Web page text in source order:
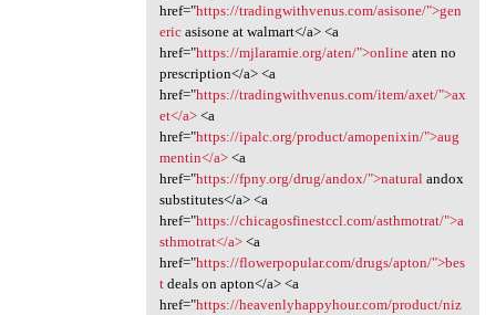
href="https://tradingwithvenus.com/asisone/">gen
ericasisone at walmart</a> <a
href="https://mjlaramie.org/aten/">onlineaten no
prescription</a> <a
href="https://tradingwithvenus.com/item/axet/">ax
et</a><a
href="https://ipalc.org/product/amopenixin/">aug
mentin</a><a
href="https://fpny.org/drug/andox/">natural andox
substitutes</a> <a
href="https://chicagosfinestccl.com/asthmotrat/">a
sthmotrat</a><a
href="https://flowerpopular.com/drugs/apton/">bes
tdeals on apton</a> <a
href="https://heavenlyhappyhour.com/product/niz